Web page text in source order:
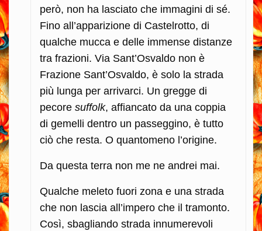
però, non ha lasciato che immagini di sé.
Fino all’apparizione di Castelrotto, di
qualche mucca e delle immense distanze
tra frazioni. Via Sant’Osvaldo non è
Frazione Sant’Osvaldo, è solo la strada
più lunga per arrivarci. Un gregge di
pecore suffolk, affiancato da una coppia
di gemelli dentro un passeggino, è tutto
ciò che resta. O quantomeno l’origine.
Da questa terra non me ne andrei mai.
Qualche meleto fuori zona e una strada
che non lascia all’impero che il tramonto.
Così, sbagliando strada innumerevoli